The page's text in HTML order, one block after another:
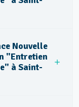
Nouvelle
"Entretien
à Saint-